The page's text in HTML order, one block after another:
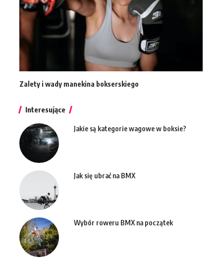
Zalety i wady manekina bokserskiego
Interesujące
Jakie są kategorie wagowe w boksie?
Jak się ubrać na BMX
Wybór roweru BMX na początek